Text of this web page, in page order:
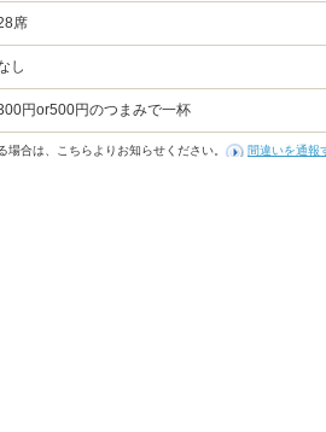
席
し
円or500円のつまみで一杯
合は、こちらよりお知らせください。 間違いを通報